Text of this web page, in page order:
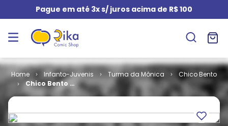
Pague em até 3x s/ juros acima de R$ 100
Infanto-Juvenis Turma da Mônica
Chico Bento
Chico Bento #
073